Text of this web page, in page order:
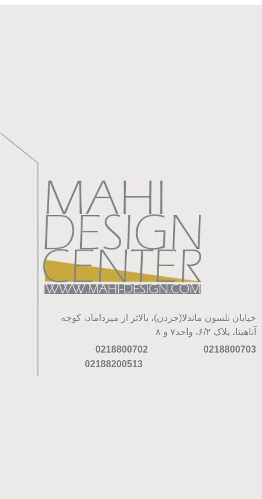
خیابان نلسون ماندلا(جردن)، بالاتر از میرداماد، کوچه
آناهیتا، پلاک ۶/۲، واحد۷ و ۸
0218800703
0218800702
02188200513